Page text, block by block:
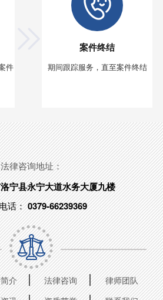
件
案件终结
期间跟踪服务，直至案件终结
法律咨询地址：
宁县永宁大道水务大厦九楼
话：0379-66239369
介 法律咨询
律师团队